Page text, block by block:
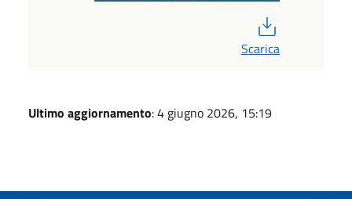
Scarica
Ultimo aggiornamento: 4 giugno 2026, 15:19